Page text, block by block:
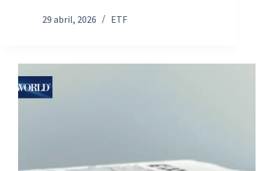
29 abril, 2026 ETF